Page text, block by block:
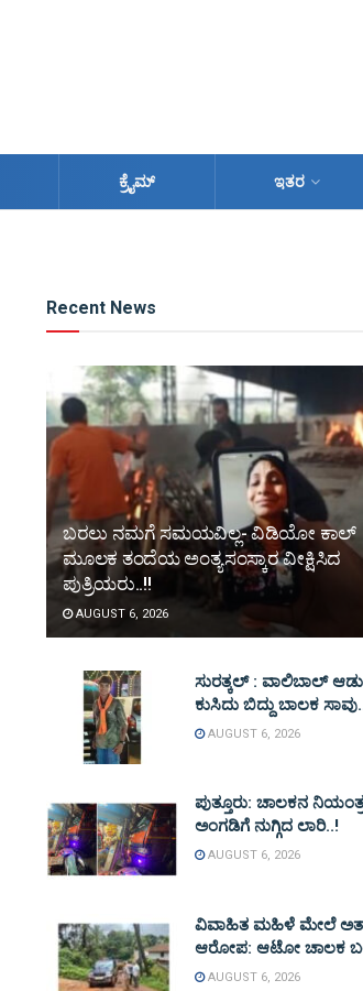
ಕ್ರೈಮ್ ಇತರ
Recent News
ಬರಲು ನಮಗೆ ಸಮಯವಿಲ್ಲ- ವಿಡಿಯೋ ಕಾಲ್
ಮೂಲಕ ತಂದೆಯ ಅಂತ್ಯಸಂಸ್ಕಾರ ವೀಕ್ಷಿಸಿದ
ಪುತ್ರಿಯರು..!!
AUGUST 6, 2026
ಸುರತ್ಕಲ್ : ವಾಲಿಬಾಲ್
ಕುಸಿದು ಬಿದ್ದು ಬಾಲಕ
AUGUST 6, 2026
ಪುತ್ತೂರು: ಚಾಲಕನ
ಅಂಗಡಿಗೆ ನುಗ್ಗಿದ ಲಾರಿ..!
AUGUST 6, 2026
ವಿವಾಹಿತ ಮಹಿಳೆ ಮೇಲೆ
ಆರೋಪ: ಆಟೋ ಚಾಲಕ
AUGUST 6, 2026